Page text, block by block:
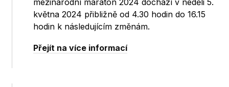
mezinárodní maraton 2024 dochází v neděli 5.
května 2024 přibližně od 4.30 hodin do 16.15
hodin k následujícím změnám.
Přejít na více informací